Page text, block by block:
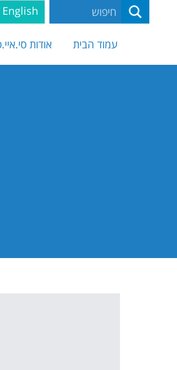
English
עמוד הבית אודות